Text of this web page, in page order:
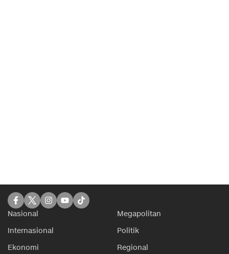
Nasional
Megapolitan
Internasional
Politik
Ekonomi
Regional